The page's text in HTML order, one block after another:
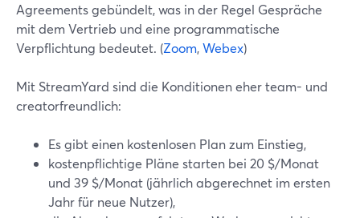
Agreements gebündelt, was in der Regel Gespräche
mit dem Vertrieb und eine programmatische
Verpflichtung bedeutet. (Zoom,Webex)
Mit StreamYard sind die Konditionen eher team- und
creatorfreundlich:
Es gibt einen kostenlosen Plan zum Einstieg,
kostenpflichtige Pläne starten bei 20 $/Monat
und 39 $/Monat (jährlich abgerechnet im ersten
Jahr für neue Nutzer),